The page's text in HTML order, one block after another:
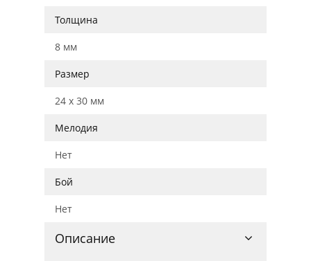
Толщина
8 мм
Размер
24 x 30 мм
Мелодия
Нет
Бой
Нет
Описание